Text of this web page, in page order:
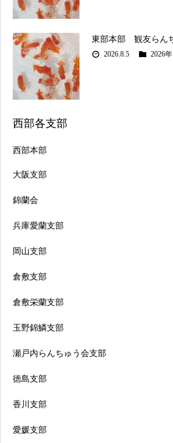
東部本部 観友らん
2026.8.5 2026年
西部各支部
西部本部
大阪支部
錦蘭会
兵庫愛蘭支部
岡山支部
倉敷支部
倉敷栄蘭支部
玉野錦鱗支部
瀬戸内らんちゅう会支部
徳島支部
香川支部
愛媛支部